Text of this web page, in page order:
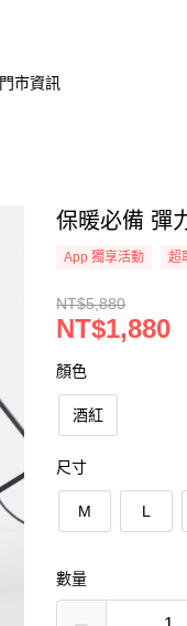
門市資訊
保暖必備 彈
App 獨享活動 超
NT$5,880
NT$1,880
顏色
酒紅
尺寸
M L
數量